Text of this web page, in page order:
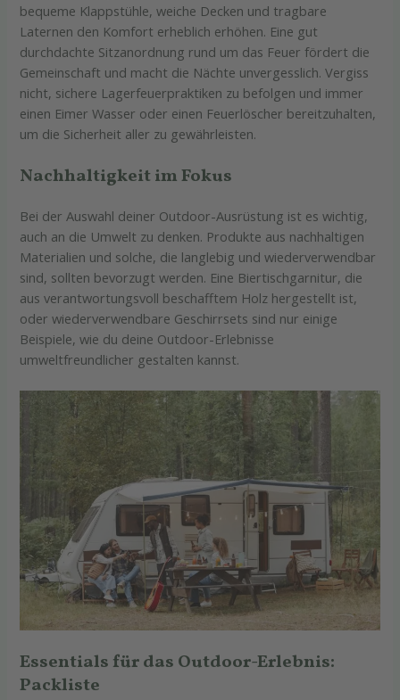
bequeme Klappstühle, weiche Decken und tragbare
Laternen den Komfort erheblich erhöhen. Eine gut
durchdachte Sitzanordnung rund um das Feuer fördert die
Gemeinschaft und macht die Nächte unvergesslich. Vergiss
nicht, sichere Lagerfeuerpraktiken zu befolgen und immer
einen Eimer Wasser oder einen Feuerlöscher bereitzuhalten,
um die Sicherheit aller zu gewährleisten.
Nachhaltigkeit im Fokus
Bei der Auswahl deiner Outdoor-Ausrüstung ist es wichtig,
auch an die Umwelt zu denken. Produkte aus nachhaltigen
Materialien und solche, die langlebig und wiederverwendbar
sind, sollten bevorzugt werden. Eine Biertischgarnitur, die
aus verantwortungsvoll beschafftem Holz hergestellt ist,
oder wiederverwendbare Geschirrsets sind nur einige
Beispiele, wie du deine Outdoor-Erlebnisse
umweltfreundlicher gestalten kannst.
Essentials für das Outdoor-Erlebnis:
Packliste